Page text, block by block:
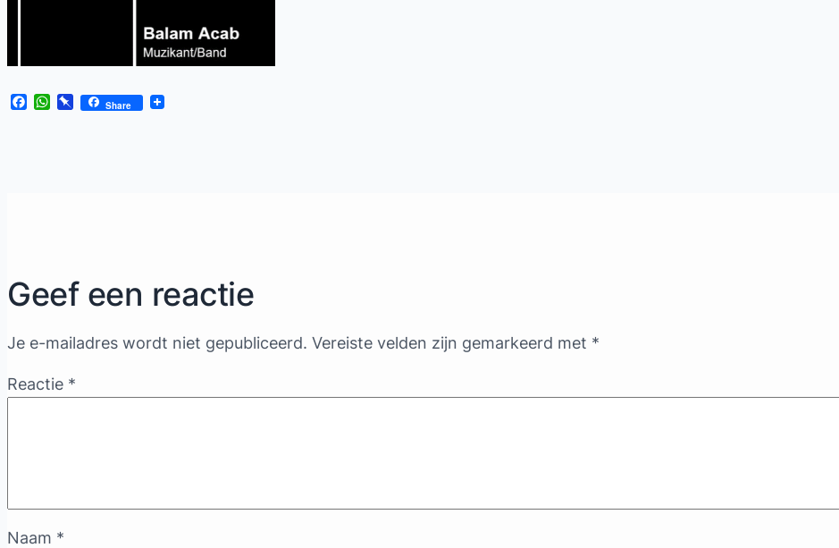
Facebook
WhatsApp
Pinboard
Share
Geef een reactie
Je e-mailadres wordt niet gepubliceerd. Vereiste velden zijn gemarkeerd met *
Reactie *
Naam *